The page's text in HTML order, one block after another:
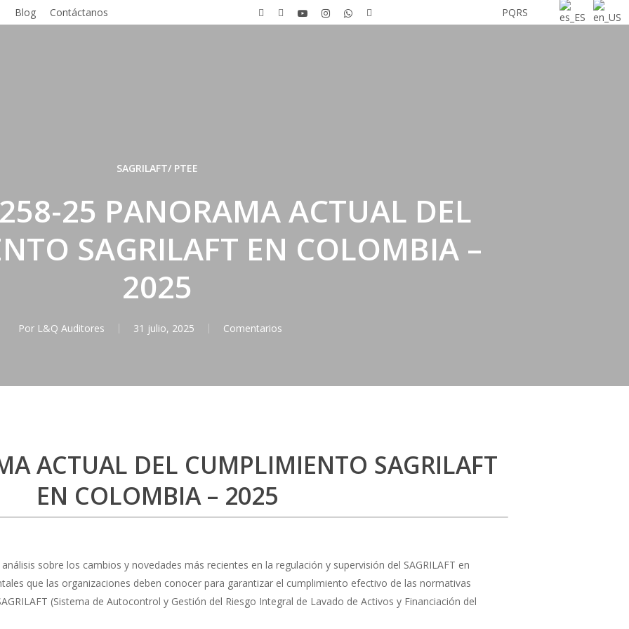
Blog Contáctanos PQRS
facebook
linkedinyoutubeinstagramwhatsapp
tiktok
SAGRILAFT/ PTEE
25 PANORAMA ACTUAL DEL
SAGRILAFT EN COLOMBIA –
2025
Por L&Q Auditores 31 julio, 2025 Comentarios
ACTUAL DEL CUMPLIMIENTO SAGRILAFT
EN COLOMBIA – 2025
sobre los cambios y novedades más recientes en la regulación y supervisión del SAGRILAFT en
que las organizaciones deben conocer para garantizar el cumplimiento efectivo de las normativas
(Sistema de Autocontrol y Gestión del Riesgo Integral de Lavado de Activos y Financiación del